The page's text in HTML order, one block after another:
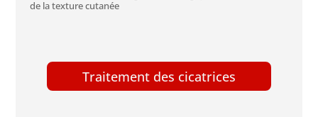
de la texture cutanée
Traitement des cicatrices